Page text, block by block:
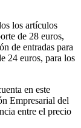
los artículos
de 28 euros,
de entradas para
24 euros, para los
en este
Empresarial del
entre el precio